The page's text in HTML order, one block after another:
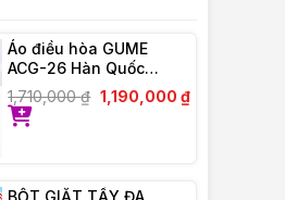
Áo điều hòa GUME
ACG-26 Hàn Quốc
Chống Tia UV – Bảo
Hành Chính Hãng 12
tháng
1,710,000₫ 1,190,000 ₫
BỘT GIẶT TẨY ĐA